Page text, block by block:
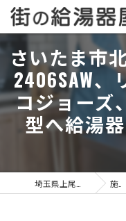
さいたま市
2406SAW
コジョーズ
型へ給湯
施工事例